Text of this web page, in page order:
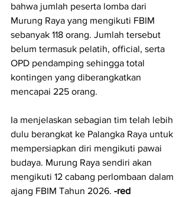
bahwa jumlah peserta lomba dari
Murung Raya yang mengikuti FBIM
sebanyak 118 orang. Jumlah tersebut
belum termasuk pelatih, official, serta
OPD pendamping sehingga total
kontingen yang diberangkatkan
mencapai 225 orang.
Ia menjelaskan sebagian tim telah lebih
dulu berangkat ke Palangka Raya untuk
mempersiapkan diri mengikuti pawai
budaya. Murung Raya sendiri akan
mengikuti 12 cabang perlombaan dalam
ajang FBIM Tahun 2026. -red